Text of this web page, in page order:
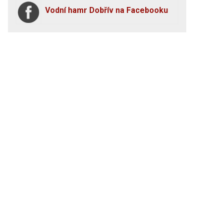
Vodní hamr Dobřív na Facebooku